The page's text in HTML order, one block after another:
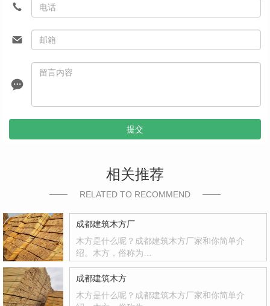
提交
相关推荐
RELATED TO RECOMMEND
成都建筑木方厂
木方是什么呢？成都建筑木方厂家和你简单介
绍。木方，俗称为…
成都建筑木方
木方是什么呢？成都建筑木方厂家和你简单介